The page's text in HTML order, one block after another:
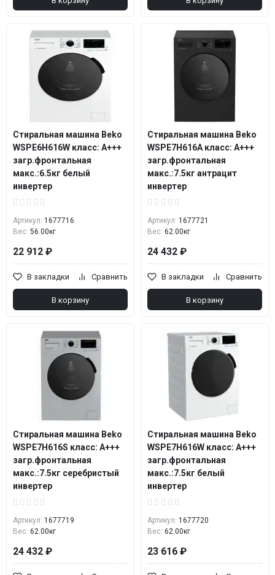
Стиральная машина Beko
WSPE6H616W класс: A+++
загр.фронтальная
макс.:6.5кг белый
инвертер
Артикул: 1677716
Вес: 56.00кг
22 912 ₽
В закладки Сравнить
В корзину
Стиральная машина Beko
WSPE7H616A класс: A+++
загр.фронтальная
макс.:7.5кг антрацит
инвертер
Артикул: 1677721
Вес: 62.00кг
24 432 ₽
В закладки Сравнить
В корзину
Стиральная машина Beko
WSPE7H616S класс: A+++
загр.фронтальная
макс.:7.5кг серебристый
инвертер
Артикул: 1677719
Вес: 62.00кг
24 432 ₽
Стиральная машина Beko
WSPE7H616W класс: A+++
загр.фронтальная
макс.:7.5кг белый
инвертер
Артикул: 1677720
Вес: 62.00кг
23 616 ₽